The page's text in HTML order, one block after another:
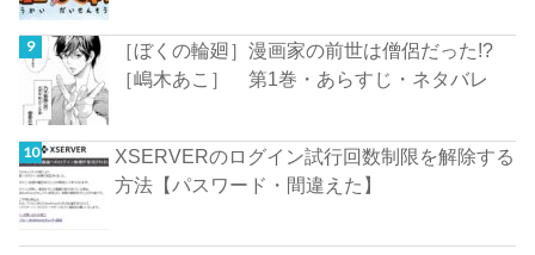
［ぼくの輪廻］漫画家の前世は僧侶だった!?
［嶋木あこ］ 第1巻・あらすじ・ネタバレ
XSERVERのログイン試行回数制限を解除する
方法【パスワード・間違えた】